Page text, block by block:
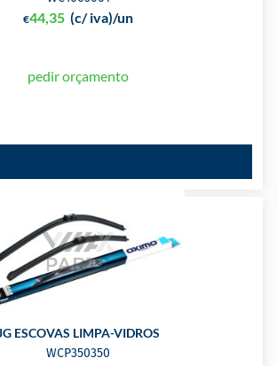
€44,35 (c/ iva)/un
pedir orçamento
ESCOVAS LIMPA-VIDROS
WCP350350